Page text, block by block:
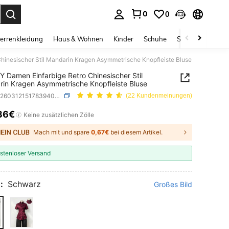
0 0
Haus & Wohnen Kinder Schuhe Schmuck &
Stil Mandarin Kragen Asymmetrische Knopfleiste Bluse
Damen Einfarbige Retro Chinesischer Stil
Kragen Asymmetrische Knopfleiste Bluse
SKU: sz260312151783940002069 (22 Kundenmeinungen)
AND AVAILABILITY
Keine zusätzlichen Zölle
Mach mit und spare 0,67€ bei diesem Artikel.
Versand
Schwarz Großes Bild